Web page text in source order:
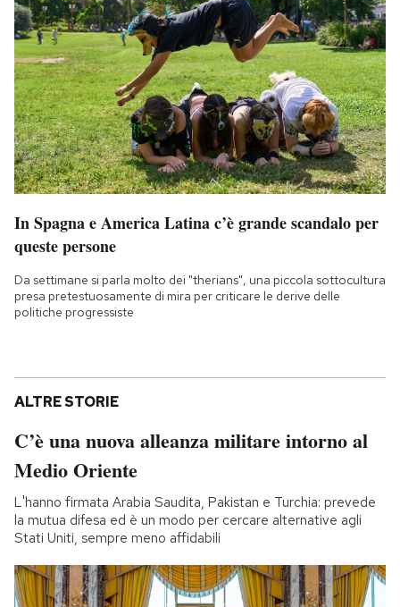
In Spagna e America Latina c’è grande scandalo per
queste persone
Da settimane si parla molto dei "therians", una piccola sottocultura
presa pretestuosamente di mira per criticare le derive delle
politiche progressiste
ALTRE STORIE
C’è una nuova alleanza militare intorno al
Medio Oriente
L'hanno firmata Arabia Saudita, Pakistan e Turchia: prevede
la mutua difesa ed è un modo per cercare alternative agli
Stati Uniti, sempre meno affidabili